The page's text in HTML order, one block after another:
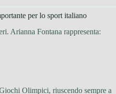
per lo sport italiano
Arianna Fontana rappresenta:
Olimpici, riuscendo sempre a